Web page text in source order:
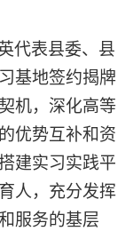
代表县委、县
基地签约揭牌
机，深化高等
优势互补和资
建实习实践平
人，充分发挥
服务的基层